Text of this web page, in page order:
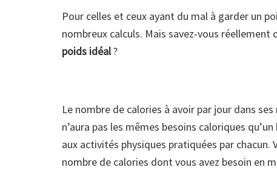
Pour celles et ceux ayant du mal à garder un
nombreux calculs. Mais savez-vous
poids idéal?
Le nombre de calories à avoir par jour dans
n’aura pas les mêmes besoins caloriques
aux activités physiques pratiquées par chacun.
nombre de calories dont vous avez besoin en